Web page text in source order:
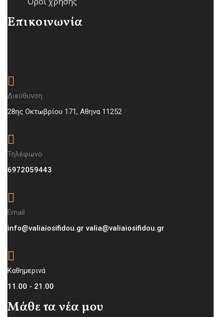
Επικοινωνία
Διεύθυνση
28ης Οκτωβρίου 171, Aθηνα 11252
Τηλέφωνο
6972059443
Email
info@valiaiosifidou.gr valia@valiaiosifidou.gr
Καθημερινά
11.00 - 21.00
Μάθε τα νέα μου